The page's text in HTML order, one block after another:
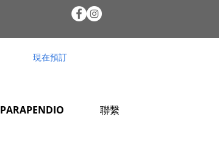
現在預訂
PARAPENDIO 聯繫